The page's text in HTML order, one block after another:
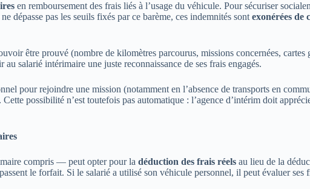
en remboursement des frais liés à l’usage du véhicule. Pour sécuriser
dépasse pas les seuils fixés par ce barème, ces indemnités sont exonérées de
être prouvé (nombre de kilomètres parcourus, missions concernées, cartes
salarié intérimaire une juste reconnaissance de ses frais engagés.
pour rejoindre une mission (notamment en l’absence de transports en
. Cette possibilité n’est toutefois pas automatique : l’agence d’intérim doit
compris — peut opter pour la déduction des frais réels au lieu de la
le forfait. Si le salarié a utilisé son véhicule personnel, il peut évaluer ses